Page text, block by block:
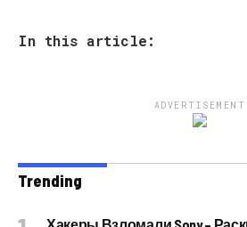
In this article:
ADVERTISEMENT
Trending